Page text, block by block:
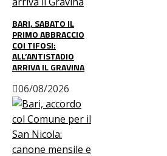
BARI, SABATO IL
PRIMO ABBRACCIO
COI TIFOSI:
ALL’ANTISTADIO
ARRIVA IL GRAVINA
06/08/2026